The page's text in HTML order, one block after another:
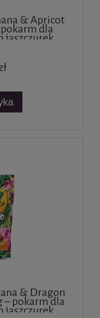
& Apricot
dla
jaszczurek
& Dragon
– pokarm dla
jaszczurek